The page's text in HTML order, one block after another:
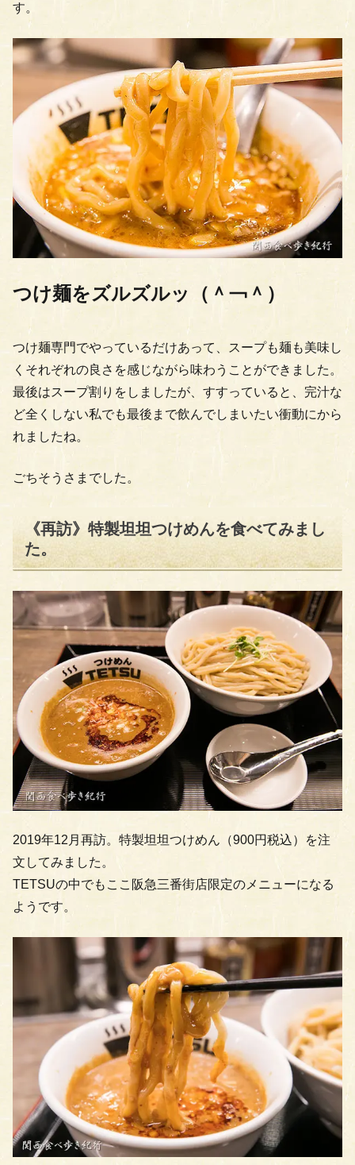
す。
つけ麺をズルズルッ（＾￢＾）
つけ麺専門でやっているだけあって、スープも麺も美味し
くそれぞれの良さを感じながら味わうことができました。
最後はスープ割りをしましたが、すすっていると、完汁な
ど全くしない私でも最後まで飲んでしまいたい衝動にから
れましたね。
ごちそうさまでした。
《再訪》特製坦坦つけめんを食べてみまし
た。
2019年12月再訪。特製坦坦つけめん（900円税込）を注
文してみました。
TETSUの中でもここ阪急三番街店限定のメニューになる
ようです。